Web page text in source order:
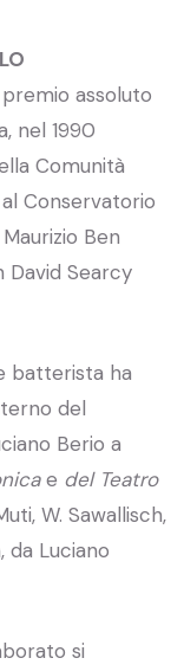
assoluto
nel 1990
Comunità
Conservatorio
Ben
David Searcy
batterista ha
del
Berio a
e del Teatro
W. Sawallisch,
da Luciano
si